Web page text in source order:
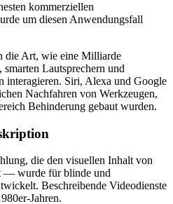
kommerziellen
um diesen Anwendungsfall
die Art, wie eine Milliarde
Lautsprechern und
interagieren. Siri, Alexa und Google
Nachfahren von Werkzeugen,
Behinderung gebaut wurden.
die den visuellen Inhalt von
— wurde für blinde und
Beschreibende Videodienste
Jahren.